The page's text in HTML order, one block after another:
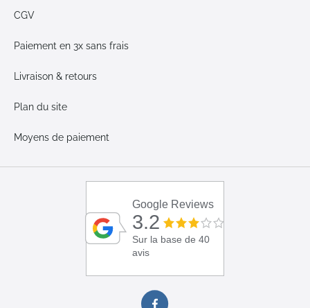
CGV
Paiement en 3x sans frais
Livraison & retours
Plan du site
Moyens de paiement
Google Reviews
3.2
Sur la base de 40
avis